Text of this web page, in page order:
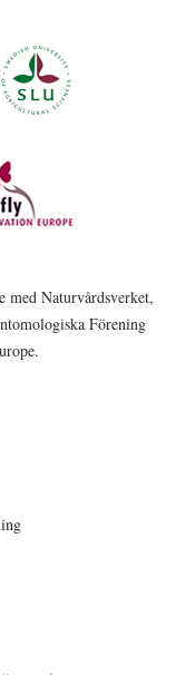
med Naturvårdsverket,
Förening